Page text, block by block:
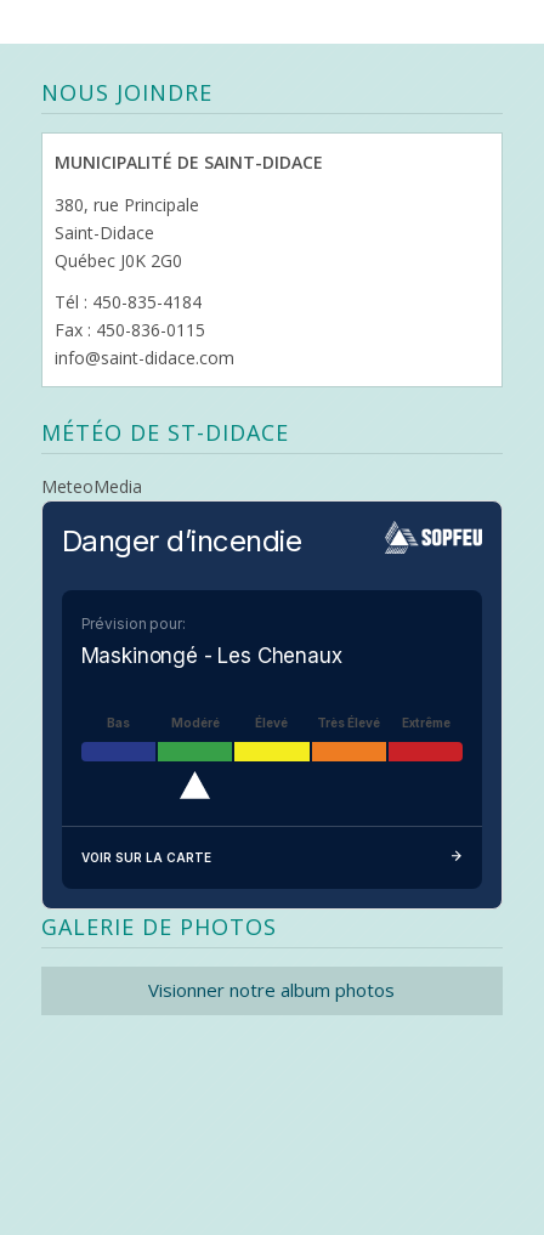
NOUS JOINDRE
MUNICIPALITÉ DE SAINT-DIDACE
380, rue Principale
Saint-Didace
Québec J0K 2G0
Tél : 450-835-4184
Fax : 450-836-0115
info@saint-didace.com
MÉTÉO DE ST-DIDACE
MeteoMedia
Danger d’incendie
Prévision pour:
Maskinongé - Les Chenaux
Bas Modéré Élevé Très Élevé Extrême
VOIR SUR LA CARTE
GALERIE DE PHOTOS
Visionner notre album photos